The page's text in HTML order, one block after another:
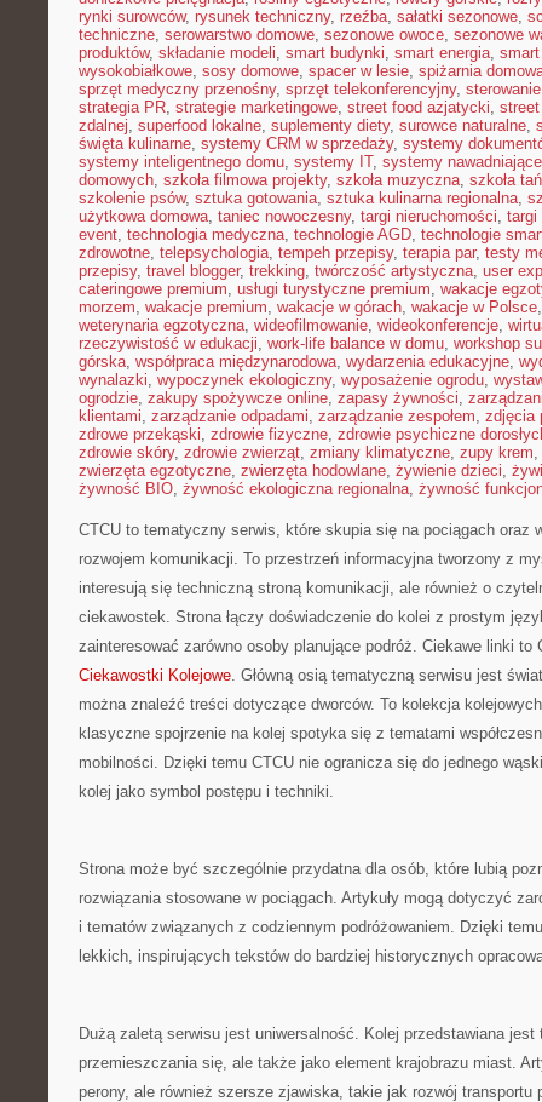
rynki surowców, rysunek techniczny, rzeźba, sałatki sezonowe,
techniczne, serowarstwo domowe, sezonowe owoce, sezonowe
produktów, składanie modeli, smart budynki, smart energia,
wysokobiałkowe, sosy domowe, spacer w lesie, spiżarnia
sprzęt medyczny przenośny, sprzęt telekonferencyjny,
strategia PR, strategie marketingowe, street food azjatycki, street
zdalnej, superfood lokalne, suplementy diety, surowce naturalne,
święta kulinarne, systemy CRM w sprzedaży, systemy
systemy inteligentnego domu, systemy IT, systemy nawadniające
domowych, szkoła filmowa projekty, szkoła muzyczna, szkoła
szkolenie psów, sztuka gotowania, sztuka kulinarna regionalna,
użytkowa domowa, taniec nowoczesny, targi nieruchomości, targi
event, technologia medyczna, technologie AGD, technologie
zdrowotne, telepsychologia, tempeh przepisy, terapia par, testy
przepisy, travel blogger, trekking, twórczość artystyczna, user
cateringowe premium, usługi turystyczne premium, wakacje
morzem, wakacje premium, wakacje w górach, wakacje w Polsce
weterynaria egzotyczna, wideofilmowanie, wideokonferencje,
rzeczywistość w edukacji, work-life balance w domu, workshop
górska, współpraca międzynarodowa, wydarzenia edukacyjne,
wynalazki, wypoczynek ekologiczny, wyposażenie ogrodu,
ogrodzie, zakupy spożywcze online, zapasy żywności,
klientami, zarządzanie odpadami, zarządzanie zespołem, zdjęcia
zdrowe przekąski, zdrowie fizyczne, zdrowie psychiczne
zdrowie skóry, zdrowie zwierząt, zmiany klimatyczne, zupy krem,
zwierzęta egzotyczne, zwierzęta hodowlane, żywienie dzieci,
żywność BIO, żywność ekologiczna regionalna, żywność
CTCU to tematyczny serwis, które skupia się na pociągach oraz
rozwojem komunikacji. To przestrzeń informacyjna tworzony z
interesują się techniczną stroną komunikacji, ale również o
ciekawostek. Strona łączy doświadczenie do kolei z prostym
zainteresować zarówno osoby planujące podróż. Ciekawe linki to
Ciekawostki Kolejowe. Główną osią tematyczną serwisu jest
można znaleźć treści dotyczące dworców. To kolekcja
klasyczne spojrzenie na kolej spotyka się z tematami
mobilności. Dzięki temu CTCU nie ogranicza się do jednego
kolej jako symbol postępu i techniki.
Strona może być szczególnie przydatna dla osób, które lubią
rozwiązania stosowane w pociągach. Artykuły mogą dotyczyć
i tematów związanych z codziennym podróżowaniem. Dzięki
lekkich, inspirujących tekstów do bardziej historycznych
Dużą zaletą serwisu jest uniwersalność. Kolej przedstawiana
przemieszczania się, ale także jako element krajobrazu miast.
perony, ale również szersze zjawiska, takie jak rozwój transportu